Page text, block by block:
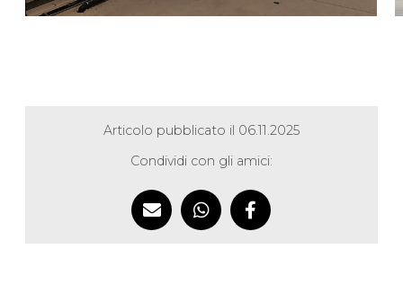
Articolo pubblicato il 06.11.2025
Condividi con gli amici: